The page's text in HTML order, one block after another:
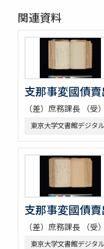
関連資料
支那事変國債
（差）庶務課長 （受
東京大学文書館デジタ
支那事変國債
（差）庶務課長 （受
東京大学文書館デジタ